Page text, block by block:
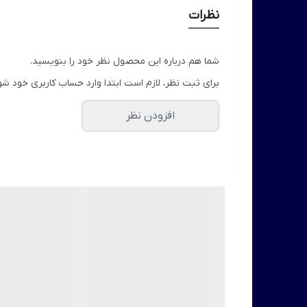
نظرات
شما هم درباره این محصول نظر خود را بنویسید.
برای ثبت نظر، لازم است ابتدا وارد حساب کاربری خود
افزودن نظر